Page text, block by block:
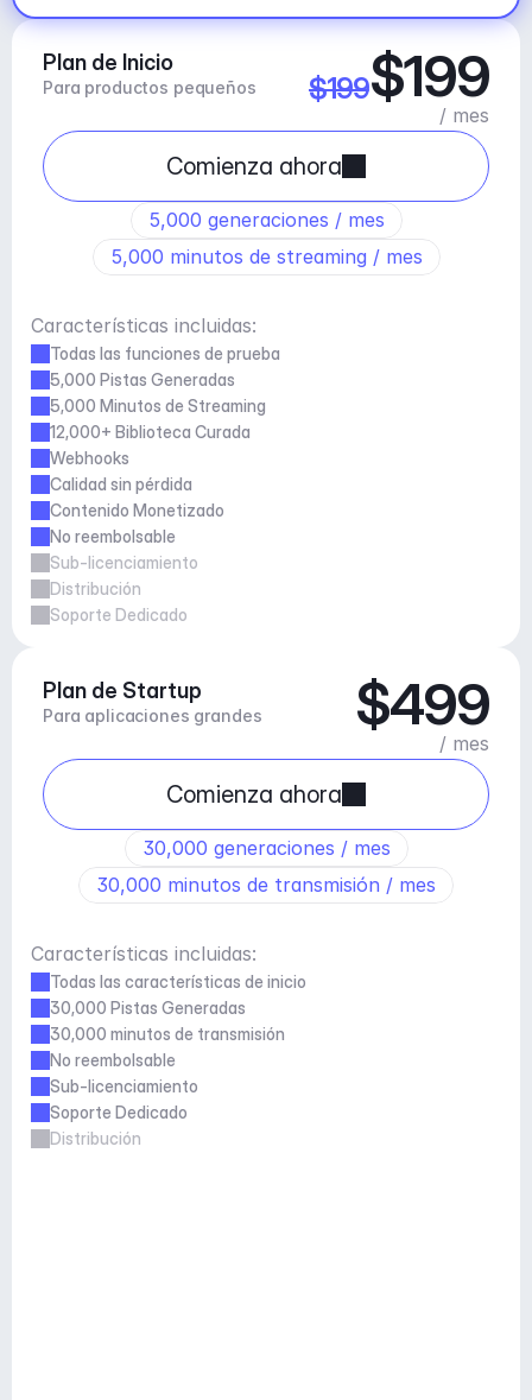
Plan de Inicio
Para productos pequeños $199$199
/ mes
Comienza ahora
5,000 generaciones / mes
5,000 minutos de streaming / mes
Características incluidas:
Todas las funciones de prueba
5,000 Pistas Generadas
5,000 Minutos de Streaming
12,000+ Biblioteca Curada
Webhooks
Calidad sin pérdida
Contenido Monetizado
No reembolsable
Sub-licenciamiento
Distribución
Soporte Dedicado
Plan de Startup
Para aplicaciones grandes $499
/ mes
Comienza ahora
30,000 generaciones / mes
30,000 minutos de transmisión / mes
Características incluidas:
Todas las características de inicio
30,000 Pistas Generadas
30,000 minutos de transmisión
No reembolsable
Sub-licenciamiento
Soporte Dedicado
Distribución